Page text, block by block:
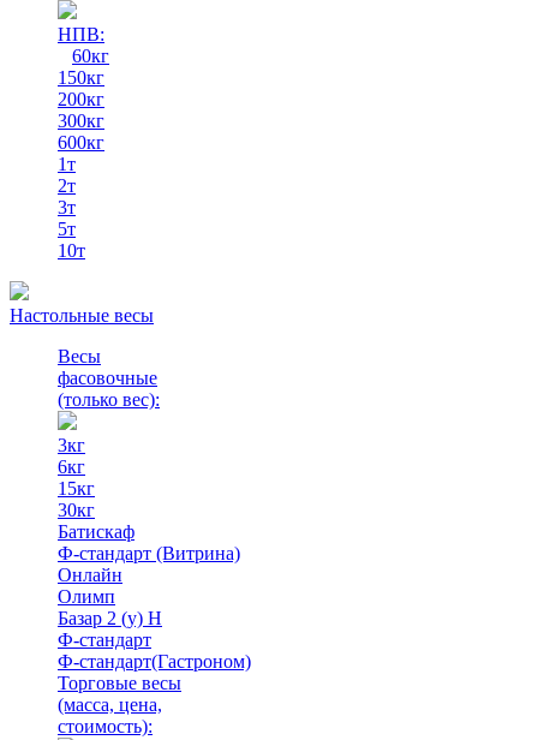
НПВ:
60кг
150кг
200кг
300кг
600кг
1т
2т
3т
5т
10т
Настольные весы
Весы
фасовочные
(только вес):
3кг
6кг
15кг
30кг
Батискаф
Ф-стандарт (Витрина)
Онлайн
Олимп
Базар 2 (у) Н
Ф-стандарт
Ф-стандарт(Гастроном)
Торговые весы
(масса, цена,
стоимость):